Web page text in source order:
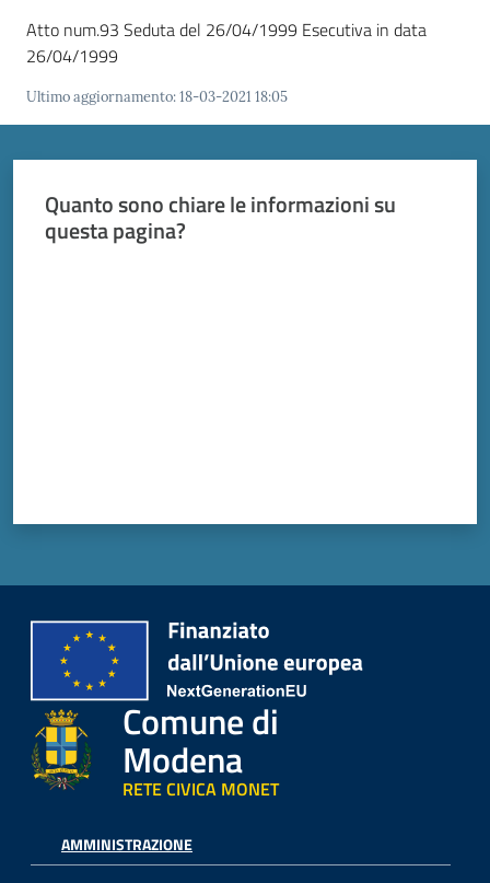
Seguici
su
Atto num.93 Seduta del 26/04/1999 Esecutiva in data
26/04/1999
Ultimo aggiornamento:18-03-2021 18:05
Quanto sono chiare le informazioni su
questa pagina?
Comune di
Modena
RETE CIVICA MONET
AMMINISTRAZIONE